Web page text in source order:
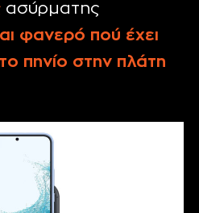
ασύρματης
φανερό πού έχει
πηνίο στην πλάτη